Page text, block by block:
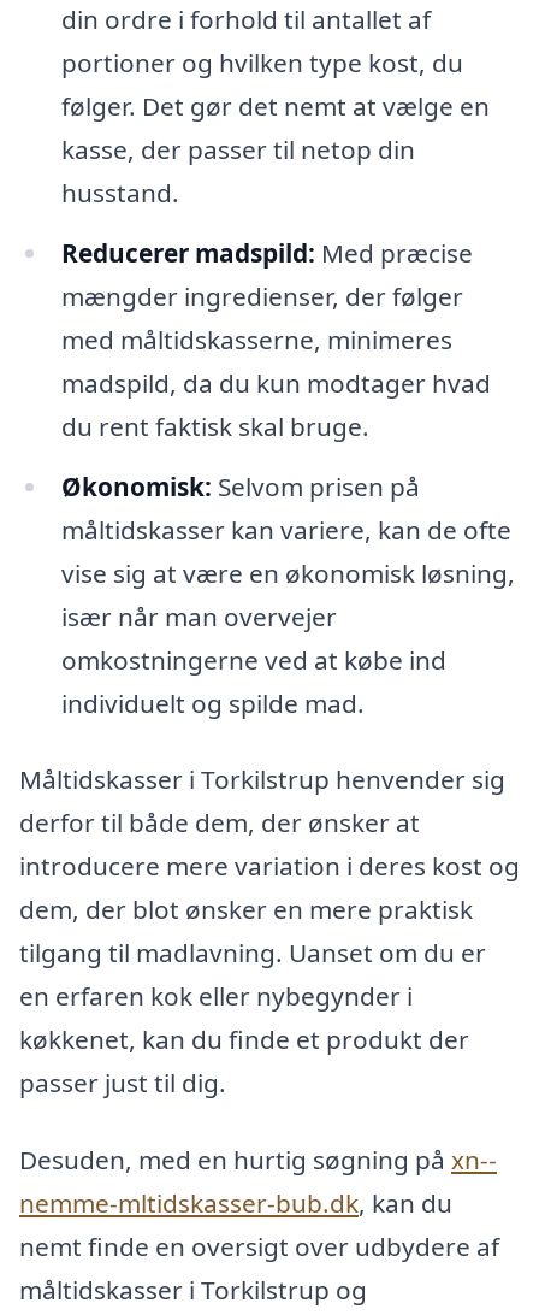
din ordre i forhold til antallet af
portioner og hvilken type kost, du
følger. Det gør det nemt at vælge en
kasse, der passer til netop din
husstand.
Reducerer madspild: Med præcise
mængder ingredienser, der følger
med måltidskasserne, minimeres
madspild, da du kun modtager hvad
du rent faktisk skal bruge.
Økonomisk: Selvom prisen på
måltidskasser kan variere, kan de ofte
vise sig at være en økonomisk løsning,
især når man overvejer
omkostningerne ved at købe ind
individuelt og spilde mad.
Måltidskasser i Torkilstrup henvender sig
derfor til både dem, der ønsker at
introducere mere variation i deres kost og
dem, der blot ønsker en mere praktisk
tilgang til madlavning. Uanset om du er
en erfaren kok eller nybegynder i
køkkenet, kan du finde et produkt der
passer just til dig.
Desuden, med en hurtig søgning på xn--
nemme-mltidskasser-bub.dk, kan du
nemt finde en oversigt over udbydere af
måltidskasser i Torkilstrup og